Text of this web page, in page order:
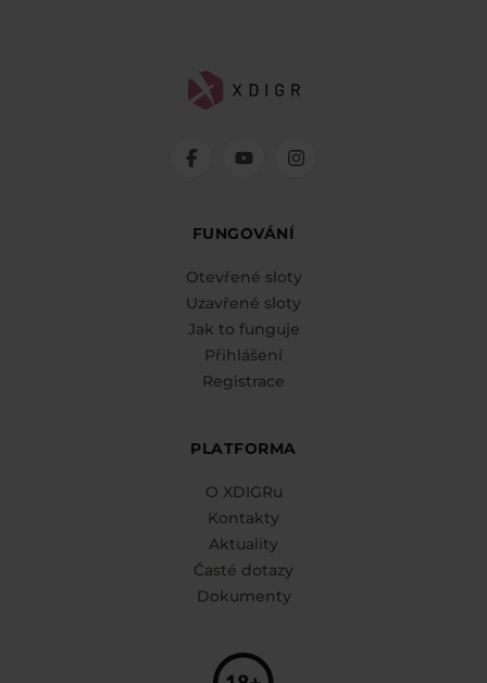
FUNGOVÁNÍ
Otevřené sloty
Uzavřené sloty
Jak to funguje
Přihlášení
Registrace
PLATFORMA
O XDIGRu
Kontakty
Aktuality
Časté dotazy
Dokumenty